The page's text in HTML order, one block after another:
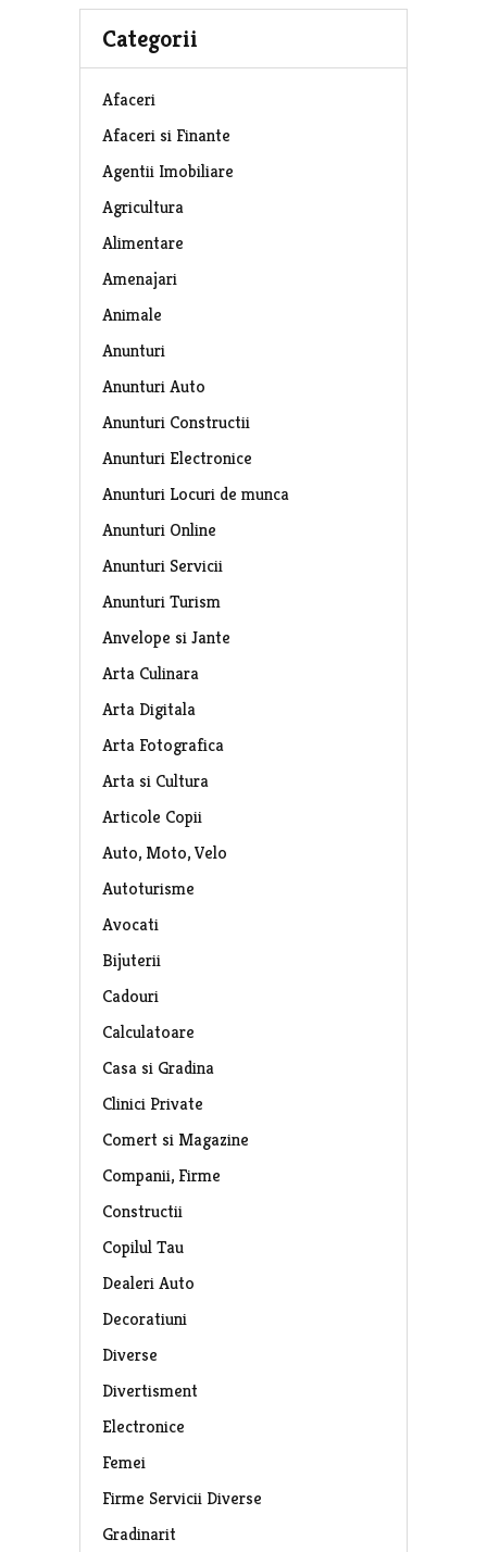
Categorii
Afaceri
Afaceri si Finante
Agentii Imobiliare
Agricultura
Alimentare
Amenajari
Animale
Anunturi
Anunturi Auto
Anunturi Constructii
Anunturi Electronice
Anunturi Locuri de munca
Anunturi Online
Anunturi Servicii
Anunturi Turism
Anvelope si Jante
Arta Culinara
Arta Digitala
Arta Fotografica
Arta si Cultura
Articole Copii
Auto, Moto, Velo
Autoturisme
Avocati
Bijuterii
Cadouri
Calculatoare
Casa si Gradina
Clinici Private
Comert si Magazine
Companii, Firme
Constructii
Copilul Tau
Dealeri Auto
Decoratiuni
Diverse
Divertisment
Electronice
Femei
Firme Servicii Diverse
Gradinarit